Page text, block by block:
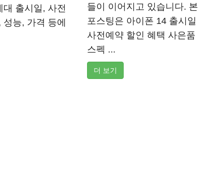
대 출시일, 사전
능, 가격 등에
들이 이어지고 있습니다. 본
포스팅은 아이폰 14 출시일
사전예약 할인 혜택 사은품
스펙 ...
더 보기